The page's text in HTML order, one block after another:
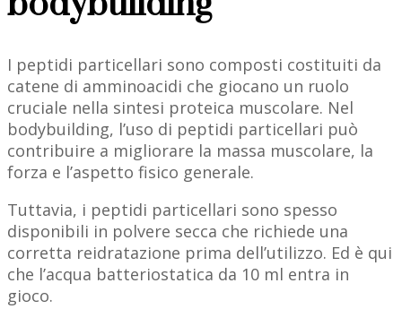
I peptidi particellari sono composti costituiti da
catene di amminoacidi che giocano un ruolo
cruciale nella sintesi proteica muscolare. Nel
bodybuilding, l’uso di peptidi particellari può
contribuire a migliorare la massa muscolare, la
forza e l’aspetto fisico generale.
Tuttavia, i peptidi particellari sono spesso
disponibili in polvere secca che richiede una
corretta reidratazione prima dell’utilizzo. Ed è qui
che l’acqua batteriostatica da 10 ml entra in
gioco.